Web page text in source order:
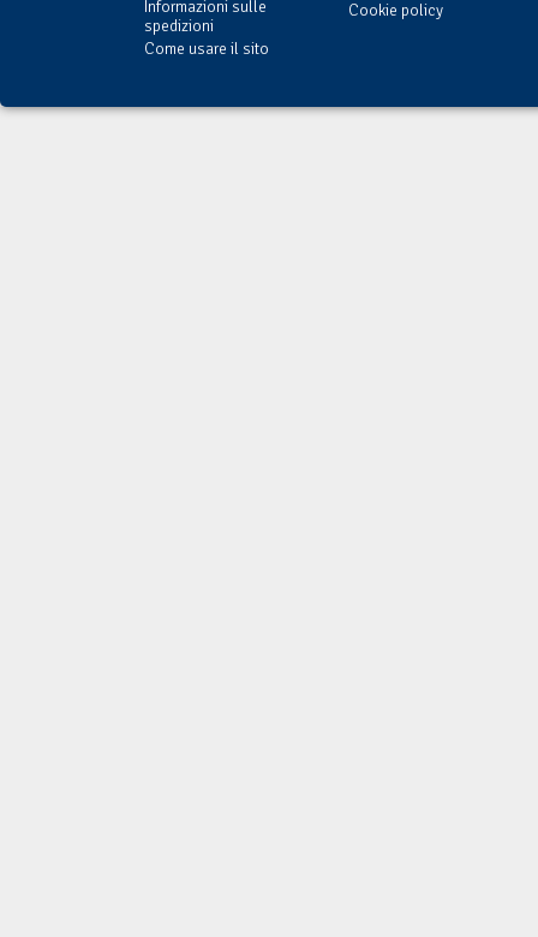
Informazioni sulle
spedizioni
Come usare il sito
Cookie policy